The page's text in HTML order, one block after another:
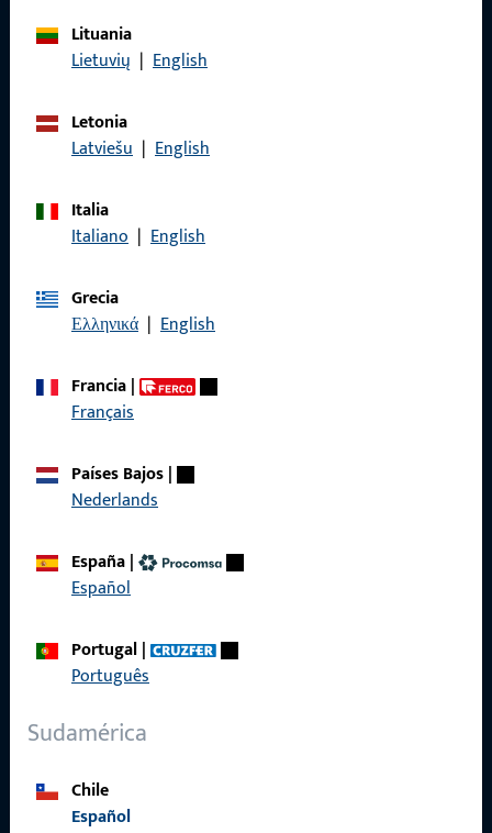
Lituania
Lietuvių | English
Letonia
Latviešu | English
Italia
Italiano | English
Grecia
Ελληνικά | English
Francia|
Français
Países Bajos|
Nederlands
España|
Español
Portugal|
Português
Sudamérica
Chile
Español
Protección de datos
Acceso rápido
Productos
Catálogo de productos